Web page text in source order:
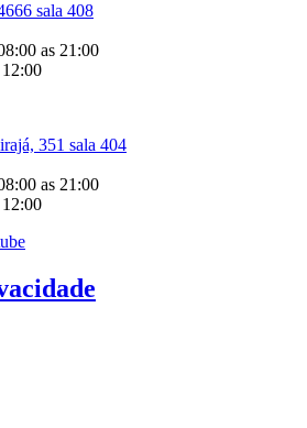
sala 408
as 21:00
12:00
351 sala 404
as 21:00
12:00